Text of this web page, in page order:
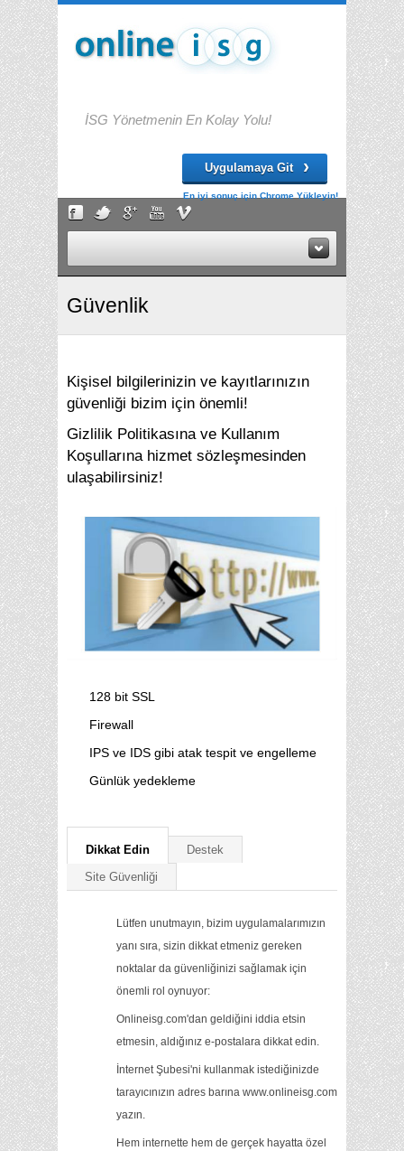
İSG Yönetmenin En Kolay Yolu!
Uygulamaya Git ›
En iyi sonuç için Chrome Yükleyin!
Güvenlik
Kişisel bilgilerinizin ve kayıtlarınızın
güvenliği bizim için önemli!
Gizlilik Politikasına ve Kullanım
Koşullarına hizmet sözleşmesinden
ulaşabilirsiniz!
128 bit SSL
Firewall
IPS ve IDS gibi atak tespit ve engelleme
Günlük yedekleme
Dikkat Edin
Destek
Site Güvenliği
Lütfen unutmayın, bizim uygulamalarımızın
yanı sıra, sizin dikkat etmeniz gereken
noktalar da güvenliğinizi sağlamak için
önemli rol oynuyor:
Onlineisg.com'dan geldiğini iddia etsin
etmesin, aldığınız e-postalara dikkat edin.
İnternet Şubesi'ni kullanmak istediğinizde
tarayıcınızın adres barına www.onlineisg.com
yazın.
Hem internette hem de gerçek hayatta özel